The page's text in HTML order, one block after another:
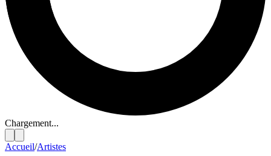
Chargement...
Accueil/Artistes